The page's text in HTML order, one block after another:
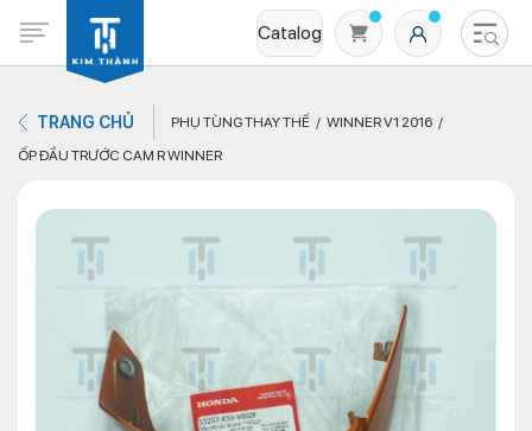
Catalog
Không có sản phẩm nào trong giỏ hàng
TRANG CHỦ PHỤ TÙNG THAY THẾ
WINNER V1 2016
ỐP ĐẦU TRƯỚC CAM R WINNER